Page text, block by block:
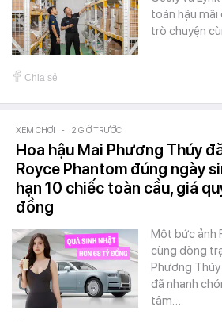
toán hậu
trò chuyện
Chia sẻ
XEM CHƠI - 2 GIỜ TRƯỚC
Hoa hậu Mai Phương Thúy
Royce Phantom đúng ngày
hạn 10 chiếc toàn cầu, giá
đồng
Một bức ảnh
cùng dòng
Phương
đã nhanh
tâm…